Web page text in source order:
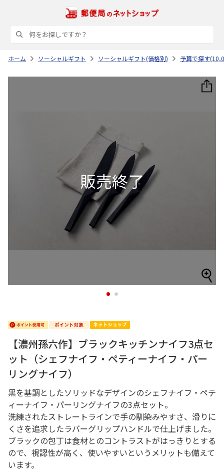
ホーム ソーシャルギフト ソーシャルギフト(価格別) 予算で探す
1 2
【濃州孫六作】ブラックキッチンナイフ3点セ
ット（シェフナイフ・ペティーナイフ・パー
リングナイフ）
黒を基調としたソリッドなデザインのシェフナイフ・ペテ
ィーナイフ・パーリングナイフの3点セット。
洗練されたストレートラインで手の馴染みやすさ、滑りに
くさを追求したラバーグリップハンドルで仕上げました。
ブラックの包丁は食材とのコントラストがはっきりとする
ので、視認性が高く、使いやすいというメリットも備えて
います。